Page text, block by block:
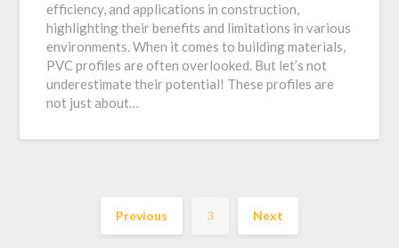
efficiency, and applications in construction,
highlighting their benefits and limitations in various
environments. When it comes to building materials,
PVC profiles are often overlooked. But let’s not
underestimate their potential! These profiles are
not just about…
Previous 3 Next